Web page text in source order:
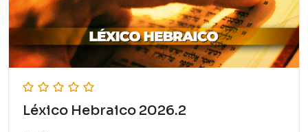
Léxico Hebraico 2026.2